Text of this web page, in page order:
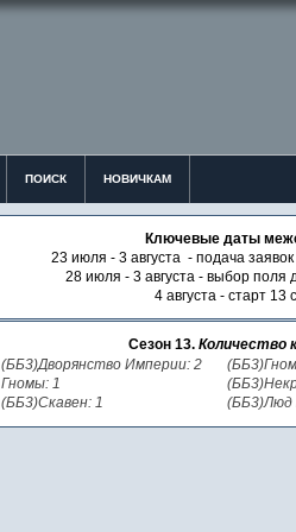
ПОИСК НОВИЧКАМ
Ключевые даты
23 июля - 3 августа - подача
28 июля - 3 августа - выбор
4 августа - старт 13
Сезон 13. Количество
(ББ3)Дворянство Империи: 2
Гномы: 1
(ББ3)Скавен: 1
(ББ3)Люд